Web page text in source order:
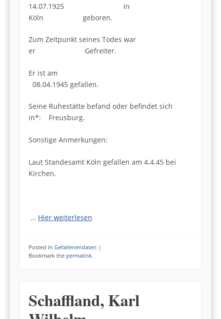
14.07.1925 in
Köln geboren.
Zum Zeitpunkt seines Todes war
er Gefreiter.
Er ist am
08.04.1945 gefallen.
Seine Ruhestätte befand oder befindet sich
in*: Freusburg.
Sonstige Anmerkungen:
Laut Standesamt Köln gefallen am 4.4.45 bei
Kirchen.
… Hier weiterlesen
Posted in Gefallenendaten |
Bookmark the permalink.
Schaffland, Karl